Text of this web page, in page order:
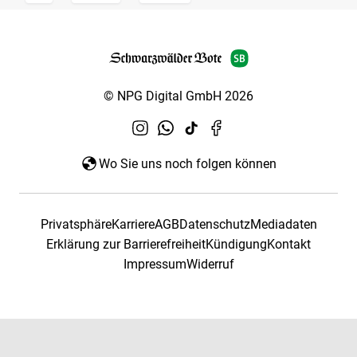
© NPG Digital GmbH 2026
Wo Sie uns noch folgen können
PrivatsphäreKarriereAGBDatenschutzMediadaten
Erklärung zur BarrierefreiheitKündigungKontakt
ImpressumWiderruf